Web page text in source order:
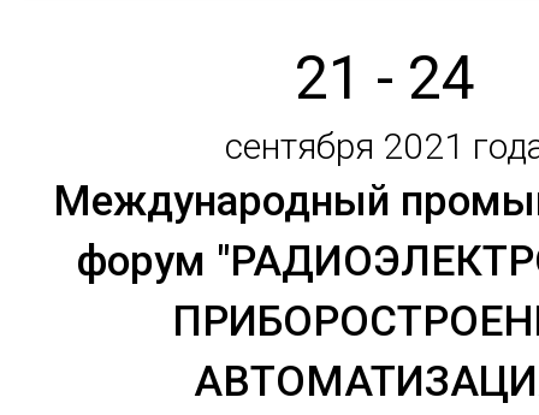
21 - 24
сентября 2021
Международный
форум